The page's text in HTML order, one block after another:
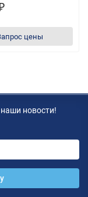
цены
новости!